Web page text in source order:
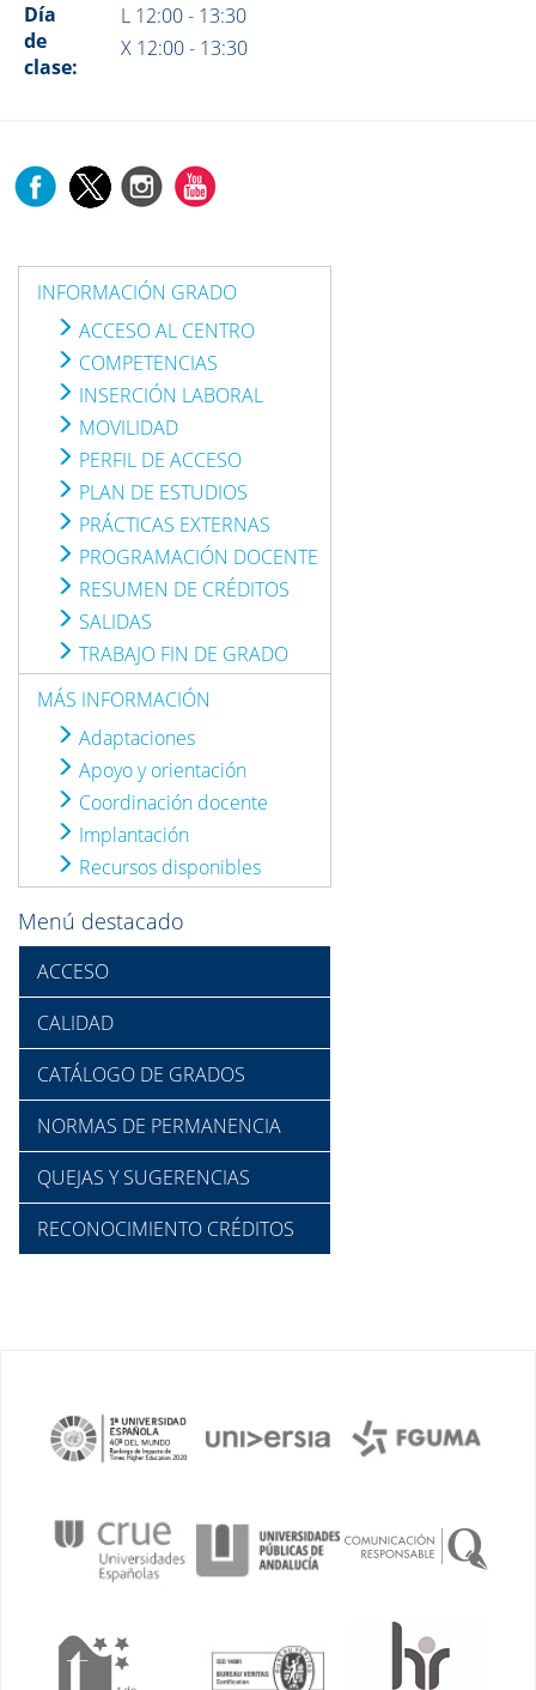
Día
de
clase:
L 12:00 - 13:30
X 12:00 - 13:30
INFORMACIÓN GRADO
ACCESO AL CENTRO
COMPETENCIAS
INSERCIÓN LABORAL
MOVILIDAD
PERFIL DE ACCESO
PLAN DE ESTUDIOS
PRÁCTICAS EXTERNAS
PROGRAMACIÓN DOCENTE
RESUMEN DE CRÉDITOS
SALIDAS
TRABAJO FIN DE GRADO
MÁS INFORMACIÓN
Adaptaciones
Apoyo y orientación
Coordinación docente
Implantación
Recursos disponibles
Menú destacado
ACCESO
CALIDAD
CATÁLOGO DE GRADOS
NORMAS DE PERMANENCIA
QUEJAS Y SUGERENCIAS
RECONOCIMIENTO CRÉDITOS